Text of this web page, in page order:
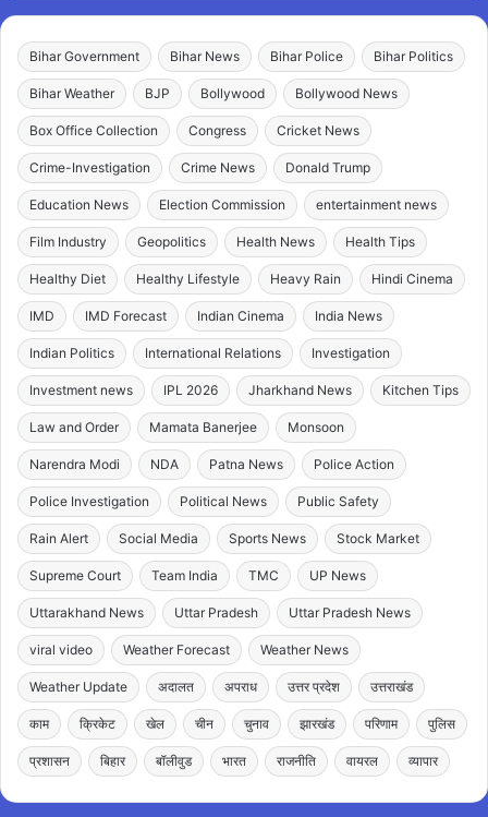
Bihar Government Bihar News Bihar Police Bihar Politics
Bihar Weather BJP Bollywood Bollywood News
Box Office Collection Congress Cricket News
Crime-Investigation Crime News Donald Trump
Education News Election Commission entertainment news
Film Industry Geopolitics Health News Health Tips
Healthy Diet Healthy Lifestyle Heavy Rain Hindi Cinema
IMD IMD Forecast Indian Cinema India News
Indian Politics International Relations Investigation
Investment news IPL 2026 Jharkhand News Kitchen Tips
Law and Order Mamata Banerjee Monsoon
Narendra Modi NDA Patna News Police Action
Police Investigation Political News Public Safety
Rain Alert Social Media Sports News Stock Market
Supreme Court Team India TMC UP News
Uttarakhand News Uttar Pradesh Uttar Pradesh News
viral video Weather Forecast Weather News
Weather Update अदालत अपराध उत्तर प्रदेश उत्तराखंड
काम क्रिकेट खेल चीन चुनाव झारखंड परिणाम पुलिस
प्रशासन बिहार बॉलीवुड भारत राजनीति वायरल व्यापार